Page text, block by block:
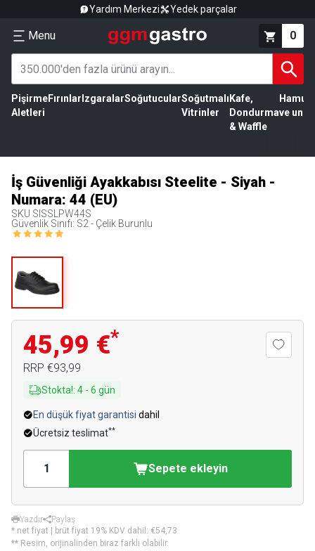
Yardım Merkezi Yedek parçalar
Menu 0
Pişirme
Aletleri
Fırınlar IzgaralarSoğutucularSoğutmalı
Vitrinler
Kafe,
Dondurma
& Waffle
Hamur
ve un
İş Güvenliği Ayakkabısı Steelite - Siyah -
Numara: 44 (EU)
SKU SISSLPW44S
Güvenlik Sınıfı: S2 - Çelik Burunlu
45,99 €*
RRP €93,99
Stokta!: 4 - 6 gün
En düşük fiyat garantisi dahil
Ücretsiz teslimat**
Sepete ekleyin
Yazdır
Paylaş
* net fiyat | brüt fiyat 19% KDV dahil: €54,73
** Resim, orijinalinden biraz farklı olabilir.